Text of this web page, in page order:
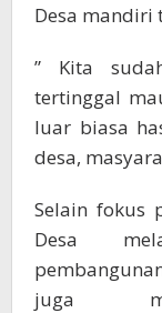
Desa mandiri
” Kita
tertinggal
luar biasa
desa,
Selain fokus
Desa
juga